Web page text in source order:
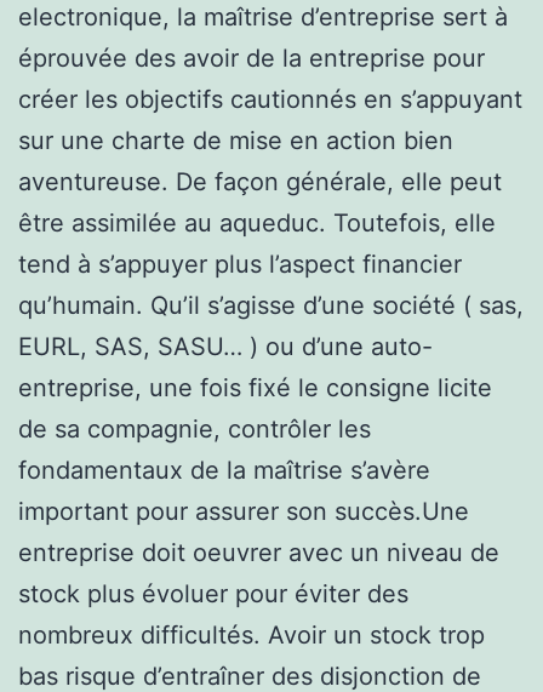
electronique, la maîtrise d’entreprise sert à
éprouvée des avoir de la entreprise pour
créer les objectifs cautionnés en s’appuyant
sur une charte de mise en action bien
aventureuse. De façon générale, elle peut
être assimilée au aqueduc. Toutefois, elle
tend à s’appuyer plus l’aspect financier
qu’humain. Qu’il s’agisse d’une société ( sas,
EURL, SAS, SASU… ) ou d’une auto-
entreprise, une fois fixé le consigne licite
de sa compagnie, contrôler les
fondamentaux de la maîtrise s’avère
important pour assurer son succès.Une
entreprise doit oeuvrer avec un niveau de
stock plus évoluer pour éviter des
nombreux difficultés. Avoir un stock trop
bas risque d’entraîner des disjonction de